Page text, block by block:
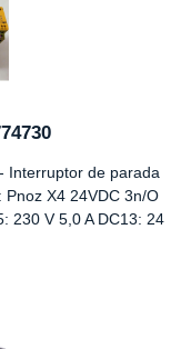
Interruptor de parada
X4 24VDC 3n/O
230 V 5,0 A DC13: 24